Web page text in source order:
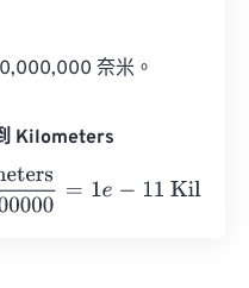
奈米。
Kilometers
1000000000000 = e-11